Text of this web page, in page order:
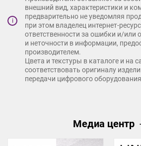
i
внешний вид, характеристики и
предварительно не уведомляя
при этом владелец интернет-
ответственности за ошибки и/или
и неточности в информации,
производителем.
Цвета и текстуры в каталоге и на
соответствовать оригиналу
передачи цифрового
Медиа центр